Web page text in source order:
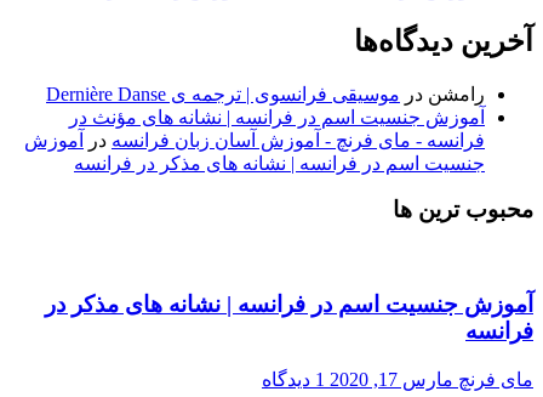
آخرین دیدگاه‌ها
رامشن در موسیقی فرانسوی | ترجمه ی Dernière Danse
آموزش جنسیت اسم در فرانسه | نشانه های مؤنث در
فرانسه - مای فرنچ - آموزش آسان زبان فرانسه در
آموزش
جنسیت اسم در فرانسه | نشانه های مذکر در فرانسه
محبوب ترین ها
آموزش جنسیت اسم در فرانسه | نشانه های مذکر در
فرانسه
مای فرنچ مارس 17, 2020 1 دیدگاه